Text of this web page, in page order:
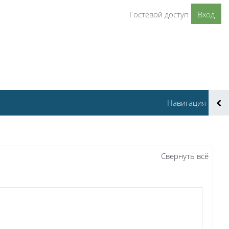
Гостевой доступ Вход
Свернуть всё
Навигация